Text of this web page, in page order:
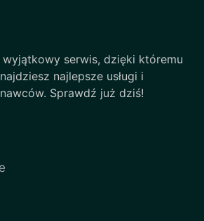
serwis, dzięki któremu
najlepsze usługi i
Sprawdź już dziś!